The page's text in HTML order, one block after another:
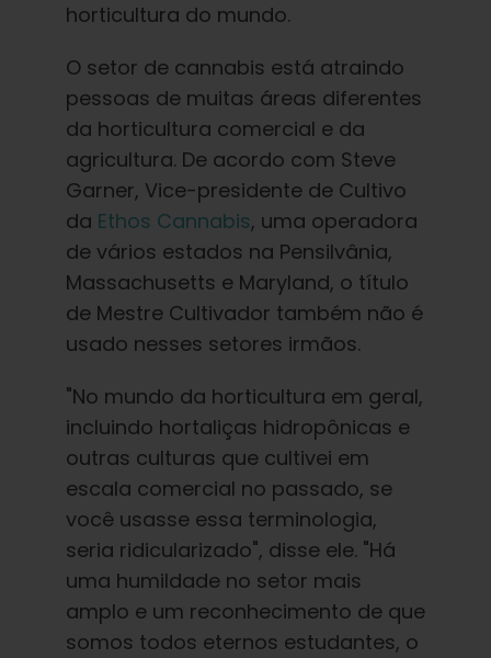
horticultura do mundo.
O setor de cannabis está atraindo
pessoas de muitas áreas diferentes
da horticultura comercial e da
agricultura. De acordo com Steve
Garner, Vice-presidente de Cultivo
da Ethos Cannabis, uma operadora
de vários estados na Pensilvânia,
Massachusetts e Maryland, o título
de Mestre Cultivador também não é
usado nesses setores irmãos.
"No mundo da horticultura em geral,
incluindo hortaliças hidropônicas e
outras culturas que cultivei em
escala comercial no passado, se
você usasse essa terminologia,
seria ridicularizado", disse ele. "Há
uma humildade no setor mais
amplo e um reconhecimento de que
somos todos eternos estudantes, o